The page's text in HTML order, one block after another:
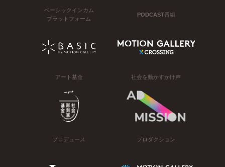
ベーシックインカム
プラットフォーム
PODCAST番組
アート基金 社会を動かすかけ声
プロデュース プロダクション